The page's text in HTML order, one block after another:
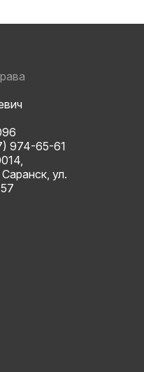
974-65-61
ул.